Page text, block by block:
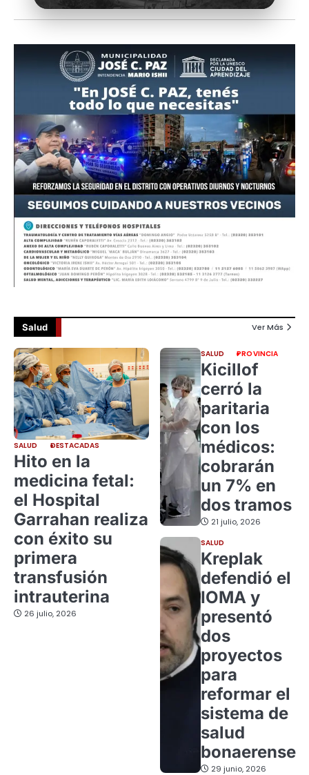
Salud Ver Más
SALUD DESTACADAS
Hito en la
medicina fetal:
el Hospital
Garrahan realiza
con éxito su
primera
transfusión
intrauterina
26 julio, 2026
SALUD PROVINCIA
Kicillof
cerró la
paritaria
con los
médicos:
cobrarán
un 7% en
dos tramos
21 julio, 2026
SALUD
Kreplak
defendió el
IOMA y
presentó
dos
proyectos
para
reformar el
sistema de
salud
bonaerense
29 junio, 2026